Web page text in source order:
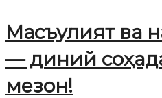
Масъулият ва
— диний
мезон!